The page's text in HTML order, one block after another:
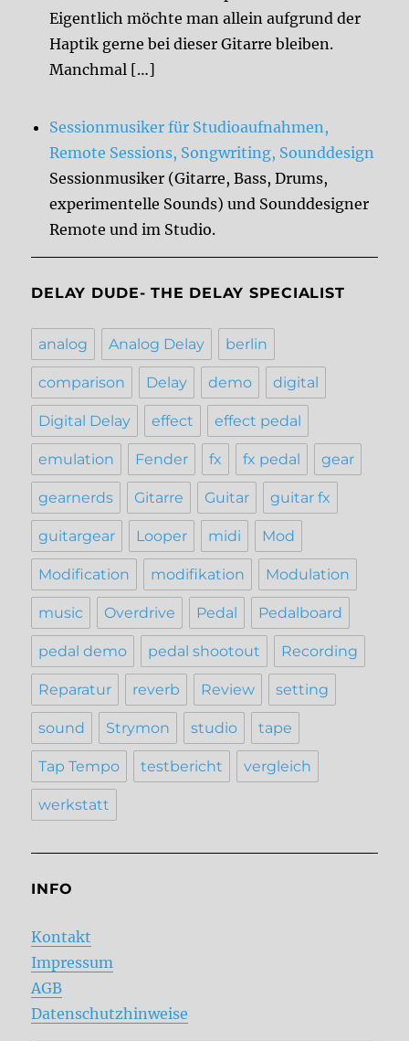
Eigentlich möchte man allein aufgrund der
Haptik gerne bei dieser Gitarre bleiben.
Manchmal […]
Sessionmusiker für Studioaufnahmen,
Remote Sessions, Songwriting, Sounddesign
Sessionmusiker (Gitarre, Bass, Drums,
experimentelle Sounds) und Sounddesigner
Remote und im Studio.
DELAY DUDE- THE DELAY SPECIALIST
analog Analog Delay berlin
comparison Delay demo digital
Digital Delay effect effect pedal
emulation Fender fx fx pedal gear
gearnerds Gitarre Guitar guitar fx
guitargear Looper midi Mod
Modification modifikation Modulation
music Overdrive Pedal Pedalboard
pedal demo pedal shootout Recording
Reparatur reverb Review setting
sound Strymon studio tape
Tap Tempo testbericht vergleich
werkstatt
INFO
Kontakt
Impressum
AGB
Datenschutzhinweise